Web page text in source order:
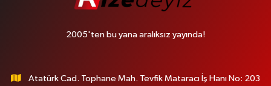
2005'ten bu yana aralıksız yayında!
Atatürk Cad. Tophane Mah. Tevfik Mataracı İş Hanı No: 203